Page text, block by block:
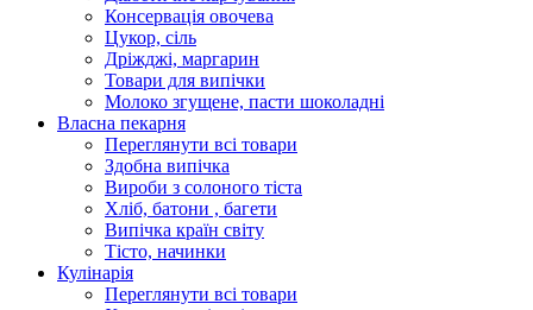
Консервація овочева
Цукор, сіль
Дріжджі, маргарин
Товари для випічки
Молоко згущене, пасти шоколадні
Власна пекарня
Переглянути всі товари
Здобна випічка
Вироби з солоного тіста
Хліб, батони , багети
Випічка країн світу
Тісто, начинки
Кулінарія
Переглянути всі товари